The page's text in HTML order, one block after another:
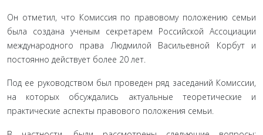
Он отметил, что Комиссия по правовому положению се­мьи
была создана ученым секретарем Российской Ассоциа­ции
международного права Людмилой Васильевной Корбут и
постоянно действует более 20 лет.
Под ее руководством был проведен ряд заседаний Ко­миссии,
на которых обсуждались актуальные теоретические и
практические аспекты правового положения семьи.